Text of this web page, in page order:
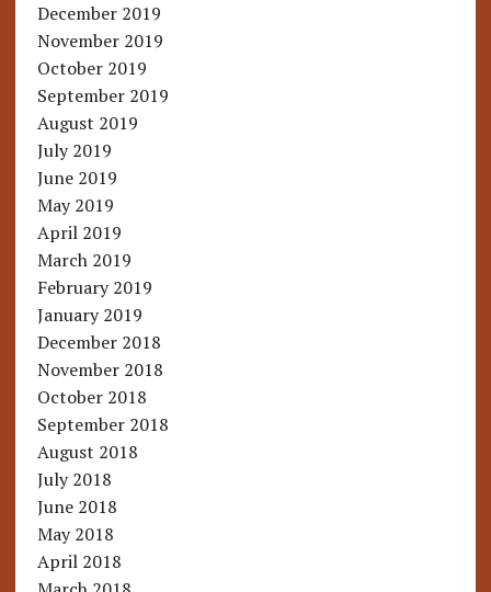
December 2019
November 2019
October 2019
September 2019
August 2019
July 2019
June 2019
May 2019
April 2019
March 2019
February 2019
January 2019
December 2018
November 2018
October 2018
September 2018
August 2018
July 2018
June 2018
May 2018
April 2018